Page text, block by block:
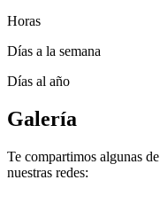
Horas
Días a la semana
Días al año
Galería
Te compartimos algunas
nuestras redes: